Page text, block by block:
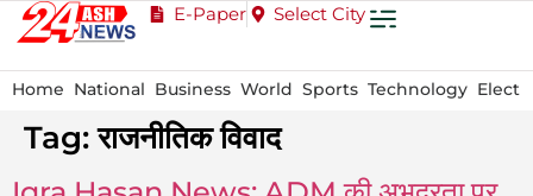
E-Paper Select City
Home National Business World Sports Technology
Tag:राजनीतिक विवाद